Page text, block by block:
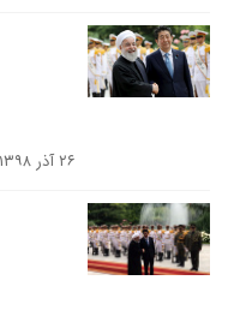
۲۶ آذر ۱۳۹۸